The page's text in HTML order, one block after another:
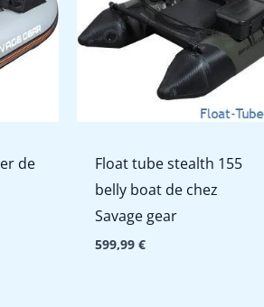
de
Float tube stealth 155
belly boat de chez
Savage gear
599,99 €